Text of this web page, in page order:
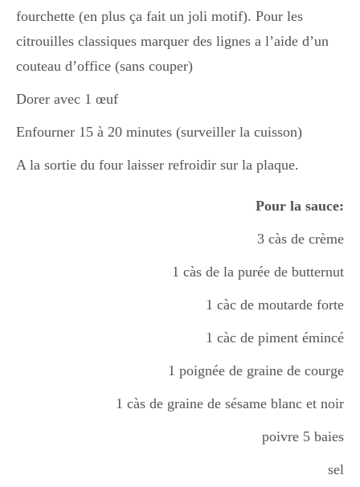
fourchette (en plus ça fait un joli motif). Pour les
citrouilles classiques marquer des lignes a l’aide d’un
couteau d’office (sans couper)
Dorer avec 1 œuf
Enfourner 15 à 20 minutes (surveiller la cuisson)
A la sortie du four laisser refroidir sur la plaque.
Pour la sauce:
3 càs de crème
1 càs de la purée de butternut
1 càc de moutarde forte
1 càc de piment émincé
1 poignée de graine de courge
1 càs de graine de sésame blanc et noir
poivre 5 baies
sel